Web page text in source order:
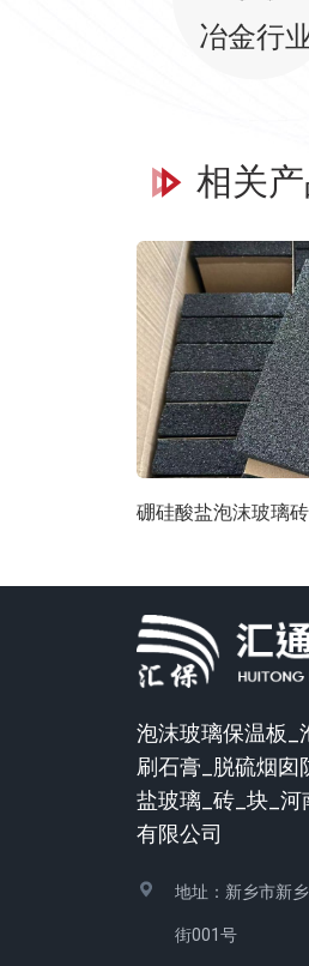
冶金行
相关
硼硅酸盐泡沫玻璃砖
泡沫玻璃保温板_
刷石膏_脱硫烟囱
盐玻璃_砖_块_
有限公司
地址：新乡市新
街001号